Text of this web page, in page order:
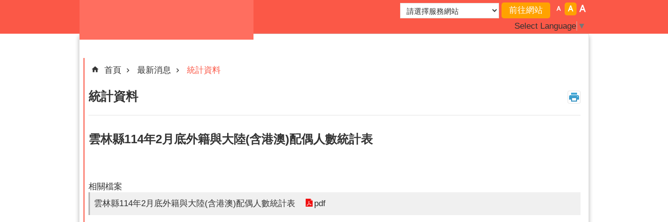
Select Language ▼
首頁 最新消息 統計資料
統計資料
雲林縣114年2月底外籍與大陸(含港澳)配偶人數統計表
相關檔案
雲林縣114年2月底外籍與大陸(含港澳)配偶人數統計表
pdf